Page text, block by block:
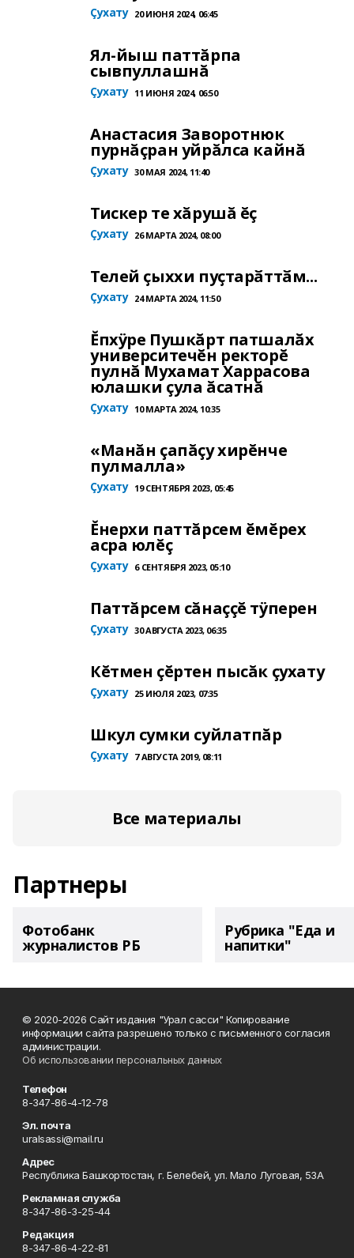
Çухату 20 ИЮНЯ 2024, 06:45
Ял-йыш паттăрпа
сывпуллашнă
Çухату 11 ИЮНЯ 2024, 06:50
Анастасия Заворотнюк
пурнăçран уйрăлса кайнă
Çухату 30 МАЯ 2024, 11:40
Тискер те хăрушă ĕç
Çухату 26 МАРТА 2024, 08:00
Телей ҫыххи пуҫтарӑттӑм...
Çухату 24 МАРТА 2024, 11:50
Ĕпхÿре Пушкăрт патшалăх
университечĕн ректорĕ
пулнă Мухамат Харрасова
юлашки çула ăсатнă
Çухату 10 МАРТА 2024, 10:35
«Манăн çапăçу хирĕнче
пулмалла»
Çухату 19 СЕНТЯБРЯ 2023, 05:45
Ĕнерхи паттăрсем ĕмĕрех
асра юлĕç
Çухату 6 СЕНТЯБРЯ 2023, 05:10
Паттăрсем сăнаççĕ тÿперен
Çухату 30 АВГУСТА 2023, 06:35
Кĕтмен çĕртен пысăк çухату
Çухату 25 ИЮЛЯ 2023, 07:35
Шкул сумки суйлатпăр
Çухату 7 АВГУСТА 2019, 08:11
Все материалы
Партнеры
Фотобанк
журналистов РБ
Рубрика "Еда и
напитки"
© 2020-2026 Сайт издания "Урал сасси" Копирование
информации сайта разрешено только с письменного согласия
администрации.
Об использовании персональных данных
Телефон
8-347-86-4-12-78
Эл. почта
uralsassi@mail.ru
Адрес
Республика Башкортостан, г. Белебей, ул. Мало Луговая, 53А
Рекламная служба
8-347-86-3-25-44
Редакция
8-347-86-4-22-81